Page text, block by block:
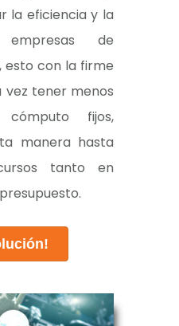
la eficiencia y la
de
esto con la firme
vez tener menos
cómputo fijos,
manera hasta
tanto en